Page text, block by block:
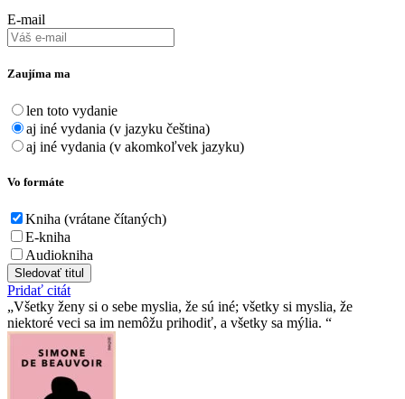
E-mail
Zaujíma ma
len toto vydanie
aj iné vydania (v jazyku čeština)
aj iné vydania (v akomkoľvek jazyku)
Vo formáte
Kniha (vrátane čítaných)
E-kniha
Audiokniha
Sledovať titul
Pridať citát
Všetky ženy si o sebe myslia, že sú iné; všetky si myslia, že
niektoré veci sa im nemôžu prihodiť, a všetky sa mýlia.